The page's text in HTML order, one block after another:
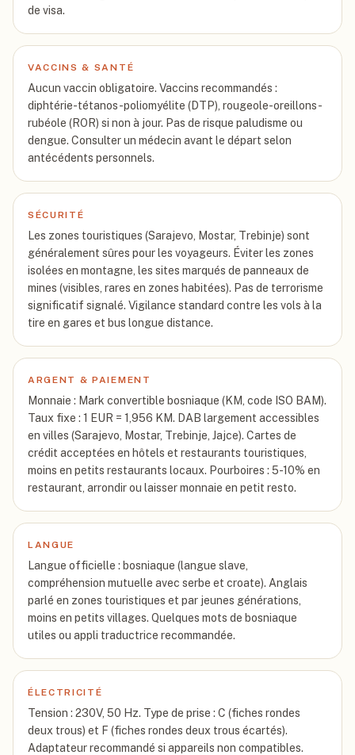
de visa.
VACCINS & SANTÉ
Aucun vaccin obligatoire. Vaccins recommandés :
diphtérie-tétanos-poliomyélite (DTP), rougeole-oreillons-
rubéole (ROR) si non à jour. Pas de risque paludisme ou
dengue. Consulter un médecin avant le départ selon
antécédents personnels.
SÉCURITÉ
Les zones touristiques (Sarajevo, Mostar, Trebinje) sont
généralement sûres pour les voyageurs. Éviter les zones
isolées en montagne, les sites marqués de panneaux de
mines (visibles, rares en zones habitées). Pas de terrorisme
significatif signalé. Vigilance standard contre les vols à la
tire en gares et bus longue distance.
ARGENT & PAIEMENT
Monnaie : Mark convertible bosniaque (KM, code ISO BAM).
Taux fixe : 1 EUR = 1,956 KM. DAB largement accessibles
en villes (Sarajevo, Mostar, Trebinje, Jajce). Cartes de
crédit acceptées en hôtels et restaurants touristiques,
moins en petits restaurants locaux. Pourboires : 5-10% en
restaurant, arrondir ou laisser monnaie en petit resto.
LANGUE
Langue officielle : bosniaque (langue slave,
compréhension mutuelle avec serbe et croate). Anglais
parlé en zones touristiques et par jeunes générations,
moins en petits villages. Quelques mots de bosniaque
utiles ou appli traductrice recommandée.
ÉLECTRICITÉ
Tension : 230V, 50 Hz. Type de prise : C (fiches rondes
deux trous) et F (fiches rondes deux trous écartés).
Adaptateur recommandé si appareils non compatibles.